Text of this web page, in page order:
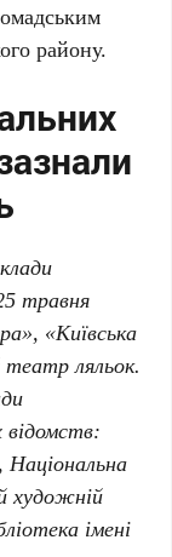
району.
травня
, «Київська
театр ляльок.
,Національна
художній
імені